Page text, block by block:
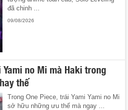
đã chinh ...
09/08/2026
no Mi mà Haki trong
thế
Trong One Piece, trái Yami Yami no Mi
sở hữu những ưu thế mà ngay ...